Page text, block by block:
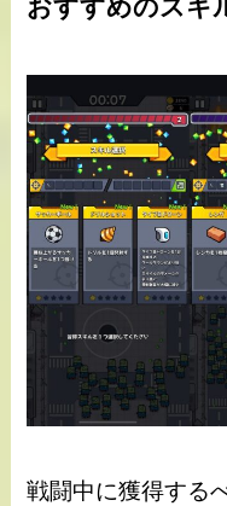
おすすめのスキ
戦闘中に獲得する